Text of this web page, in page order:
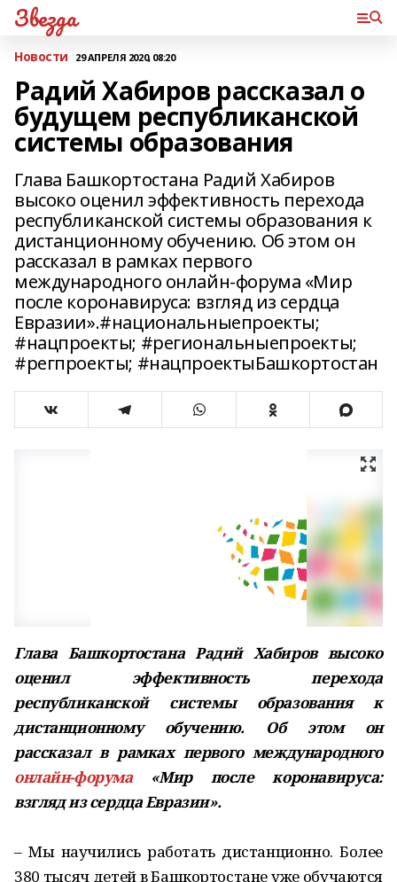
Звезда
Новости 29 АПРЕЛЯ 2020, 08:20
Радий Хабиров рассказал о
будущем республиканской
системы образования
Глава Башкортостана Радий Хабиров
высоко оценил эффективность перехода
республиканской системы образования к
дистанционному обучению. Об этом он
рассказал в рамках первого
международного онлайн-форума «Мир
после коронавируса: взгляд из сердца
Евразии».#национальныепроекты;
#нацпроекты; #региональныепроекты;
#регпроекты; #нацпроектыБашкортостан
Глава Башкортостана Радий Хабиров высоко
оценил эффективность перехода
республиканской системы образования к
дистанционному обучению. Об этом он
рассказал в рамках первого международного
онлайн-форума«Мир после коронавируса:
взгляд из сердца Евразии».
– Мы научились работать дистанционно. Более
380 тысяч детей в Башкортостане уже обучаются